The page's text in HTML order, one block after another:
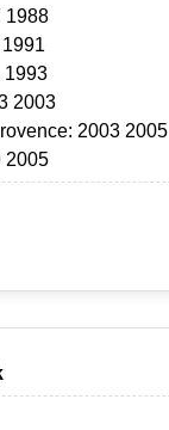
1988
1993
2003
2003 2005
2005